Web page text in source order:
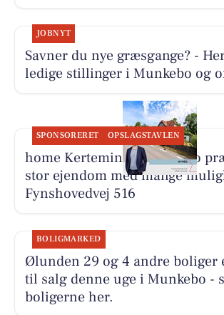
JOBNYT
Savner du nye græsgange? -
ledige stillinger i Munkebo og
SPONSORERET OPSLAGSTAVLEN
home Kerteminde-Munkebo
stor ejendom med mange
Fynshovedvej 516
BOLIGMARKED
Ølunden 29 og 4 andre boliger
til salg denne uge i Munkebo -
boligerne her.